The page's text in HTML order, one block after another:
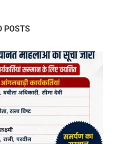
POSTS